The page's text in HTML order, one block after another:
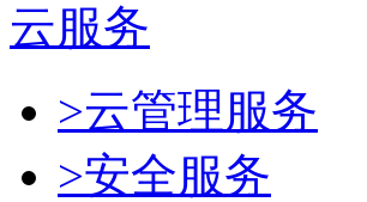
云服务
>云管理服务
>安全服务